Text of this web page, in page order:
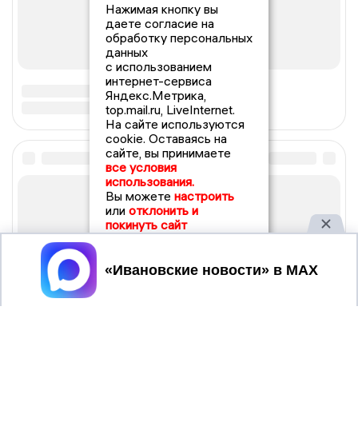
Нажимая кнопку вы
даете согласие на
обработку персональных
данных
с использованием
интернет-сервиса
Яндекс.Метрика,
top.mail.ru, LiveInternet.
На сайте используются
cookie. Оставаясь на
сайте, вы принимаете
все условия
использования.
Вы можете настроить
или отклонить и
покинуть сайт
Принять